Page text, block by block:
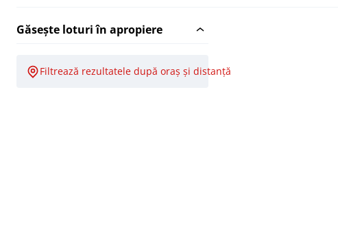
Găsește loturi în apropiere
Filtrează rezultatele după oraș și distanță